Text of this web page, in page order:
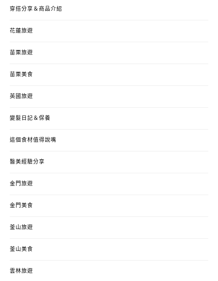
穿搭分享＆商品介紹
花蓮旅遊
苗栗旅遊
苗栗美食
英國旅遊
變髮日記＆保養
這個食材值得說嘴
醫美經驗分享
金門旅遊
金門美食
釜山旅遊
釜山美食
雲林旅遊